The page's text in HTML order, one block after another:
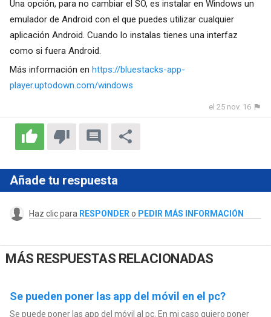
Una opción, para no cambiar el SO, es instalar en Windows un
emulador de Android con el que puedes utilizar cualquier
aplicación Android. Cuando lo instalas tienes una interfaz
como si fuera Android.
Más información en https://bluestacks-app-
player.uptodown.com/windows
el 25 nov. 16
Añade tu respuesta
Haz clic para RESPONDER o PEDIR MÁS INFORMACIÓN
MÁS RESPUESTAS RELACIONADAS
Se pueden poner las app del móvil en el pc?
Se puede poner las app del móvil al pc. En mi caso quiero poner